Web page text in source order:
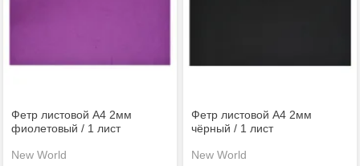
Фетр листовой А4 2мм
фиолетовый / 1 лист
New World
Фетр листовой А4 2мм
чёрный / 1 лист
New World